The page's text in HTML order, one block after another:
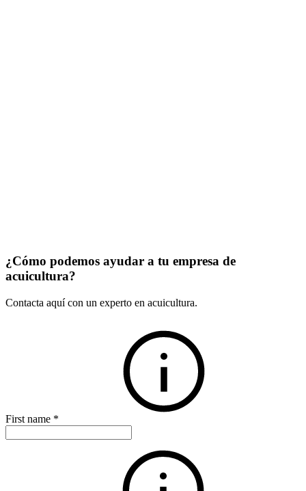
¿Cómo podemos ayudar a tu empresa de
acuicultura?
Contacta aquí con un experto en acuicultura.
First name *